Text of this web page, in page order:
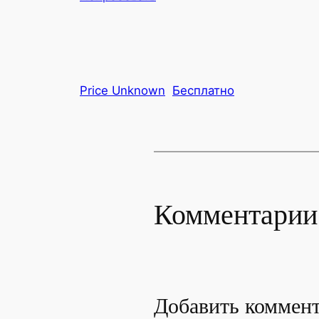
Price Unknown Бесплатно
Комментарии
Добавить